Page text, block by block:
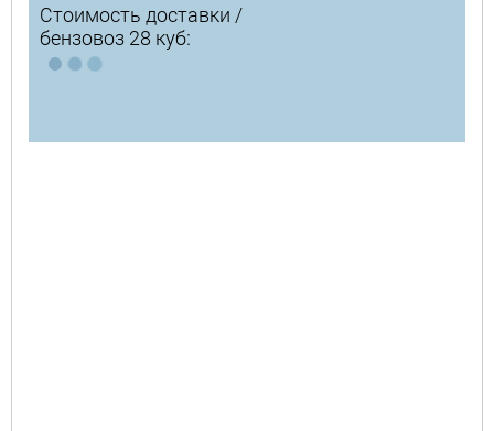
Стоимость доставки /
бензовоз 28 куб: